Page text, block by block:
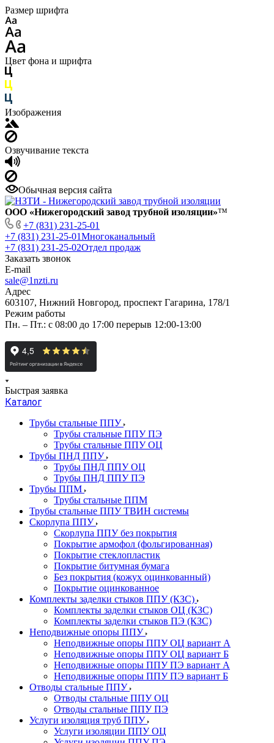
Размер шрифта
Цвет фона и шрифта
Изображения
Озвучивание текста
Обычная версия сайта
ООО «Нижегородский завод трубной изоляции»™
+7 (831) 231-25-01
+7 (831) 231-25-01Многоканальный
+7 (831) 231-25-02Отдел продаж
Заказать звонок
E-mail
sale@1nzti.ru
Адрес
603107, Нижний Новгород, проспект Гагарина, 178/1
Режим работы
Пн. – Пт.: с 08:00 до 17:00 перерыв 12:00-13:00
Быстрая заявка
Каталог
Трубы стальные ППУ
Трубы стальные ППУ ПЭ
Трубы стальные ППУ ОЦ
Трубы ПНД ППУ
Трубы ПНД ППУ ОЦ
Трубы ПНД ППУ ПЭ
Трубы ППМ
Трубы стальные ППМ
Трубы стальные ППУ ТВИН системы
Скорлупа ППУ
Скорлупа ППУ без покрытия
Покрытие армофол (фольгированная)
Покрытие стеклопластик
Покрытие битумная бумага
Без покрытия (кожух оцинкованный)
Покрытие оцинкованное
Комплекты заделки стыков ППУ (КЗС)
Комплекты заделки стыков ОЦ (КЗС)
Комплекты заделки стыков ПЭ (КЗС)
Неподвижные опоры ППУ
Неподвижные опоры ППУ ОЦ вариант А
Неподвижные опоры ППУ ОЦ вариант Б
Неподвижные опоры ППУ ПЭ вариант А
Неподвижные опоры ППУ ПЭ вариант Б
Отводы стальные ППУ
Отводы стальные ППУ ОЦ
Отводы стальные ППУ ПЭ
Услуги изоляция труб ППУ
Услуги изоляции ППУ ОЦ